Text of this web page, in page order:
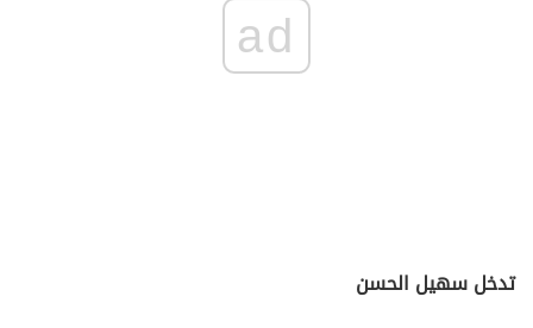
ad
تدخل سهيل الحسن